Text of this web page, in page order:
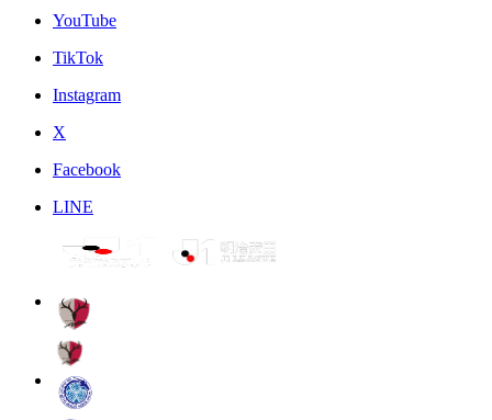
YouTube
TikTok
Instagram
X
Facebook
LINE